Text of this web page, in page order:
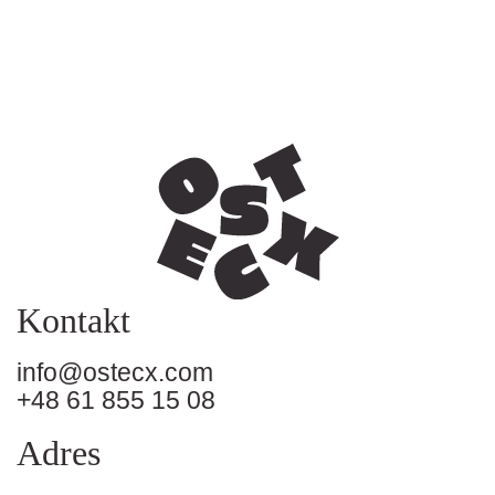
Kontakt
info@ostecx.com
+48 61 855 15 08
Adres